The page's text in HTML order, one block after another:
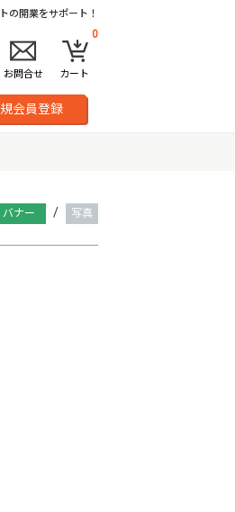
の開業をサポート！
お問合せ
0
カート
会員登録
バナー / 写真